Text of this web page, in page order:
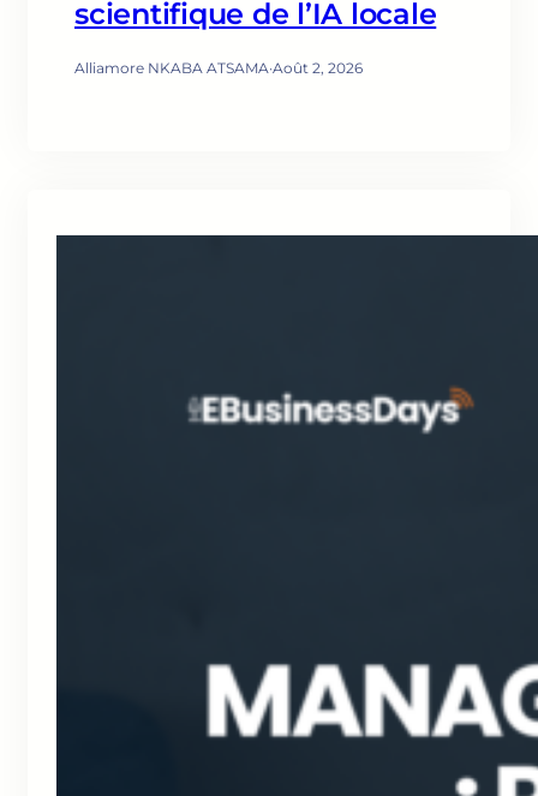
scientifique de l’IA locale
Alliamore NKABA ATSAMA·Août 2, 2026